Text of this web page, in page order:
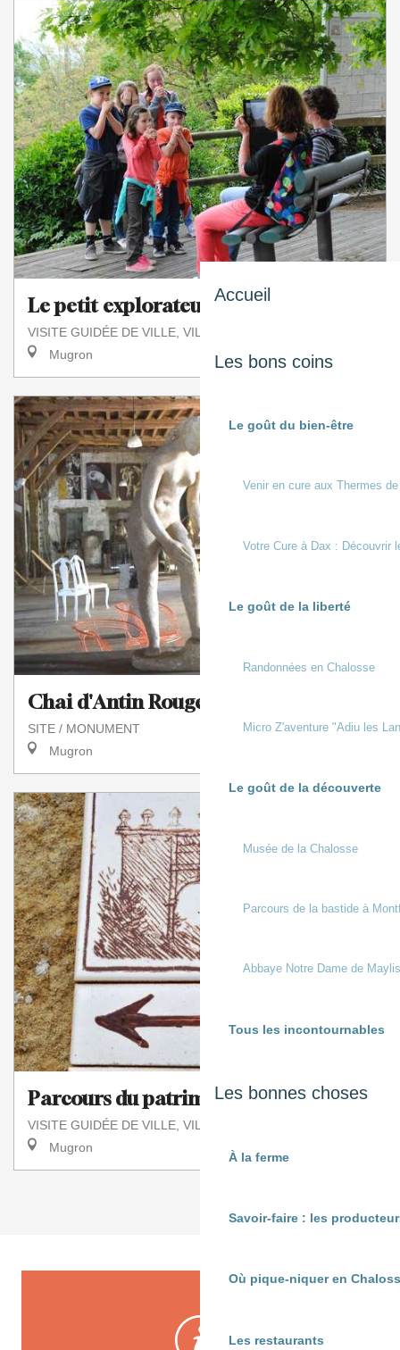
Accueil
Les bons coins
Le goût du bien-être
Venir en cure aux Thermes
Votre Cure à Dax : Découvrir
Le goût de la liberté
Randonnées en Chalosse
Micro Z'aventure "Adiu les
Le goût de la découverte
Musée de la Chalosse
Parcours de la bastide à
Abbaye Notre Dame de Maylis
Tous les incontournables
Les bonnes choses
À la ferme
Savoir-faire : les
Où pique-niquer en
Les restaurants
Le petit explorateur
VISITE GUIDÉE DE VILLE, VILLAGE
Mugron
Chai d'Antin Rouge Garance
SITE / MONUMENT
Mugron
Parcours du patrimoine de Mugron
VISITE GUIDÉE DE VILLE, VILLAGE
Mugron